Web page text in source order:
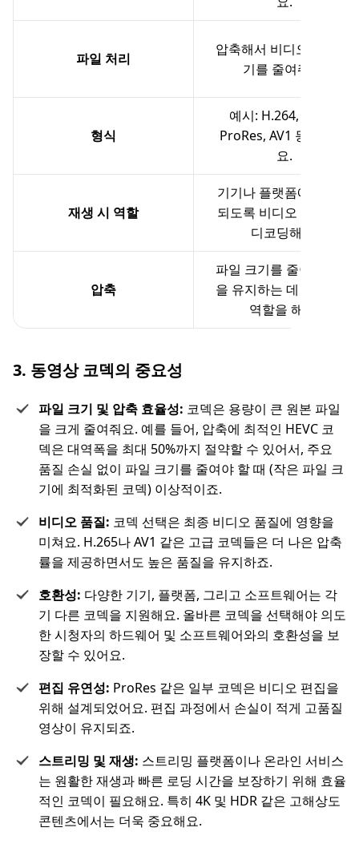
파일 처리
압축해서 비디오 파일 크
기를 줄여줘요.
형식
예시: H.264, H.265,
ProRes, AV1 등이 있어
요.
재생 시 역할
기기나 플랫폼에서 재생
되도록 비디오 데이터를
디코딩해요.
압축
파일 크기를 줄이고 품질
을 유지하는 데 핵심적인
역할을 해요.
3. 동영상 코덱의 중요성
파일 크기 및 압축 효율성: 코덱은 용량이 큰 원본 파일
을 크게 줄여줘요. 예를 들어, 압축에 최적인 HEVC 코
덱은 대역폭을 최대 50%까지 절약할 수 있어서, 주요
품질 손실 없이 파일 크기를 줄여야 할 때 (작은 파일 크
기에 최적화된 코덱) 이상적이죠.
비디오 품질: 코덱 선택은 최종 비디오 품질에 영향을
미쳐요. H.265나 AV1 같은 고급 코덱들은 더 나은 압축
률을 제공하면서도 높은 품질을 유지하죠.
호환성: 다양한 기기, 플랫폼, 그리고 소프트웨어는 각
기 다른 코덱을 지원해요. 올바른 코덱을 선택해야 의도
한 시청자의 하드웨어 및 소프트웨어와의 호환성을 보
장할 수 있어요.
편집 유연성: ProRes 같은 일부 코덱은 비디오 편집을
위해 설계되었어요. 편집 과정에서 손실이 적게 고품질
영상이 유지되죠.
스트리밍 및 재생: 스트리밍 플랫폼이나 온라인 서비스
는 원활한 재생과 빠른 로딩 시간을 보장하기 위해 효율
적인 코덱이 필요해요. 특히 4K 및 HDR 같은 고해상도
콘텐츠에서는 더욱 중요해요.